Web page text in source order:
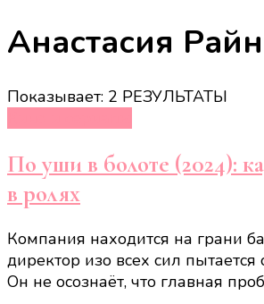
Анастасия Райн
Показывает: 2 РЕЗУЛЬТАТЫ
По уши в болоте (2024):
в ролях
Компания находится на грани
директор изо всех сил пытается
Он не осознаёт, что главная